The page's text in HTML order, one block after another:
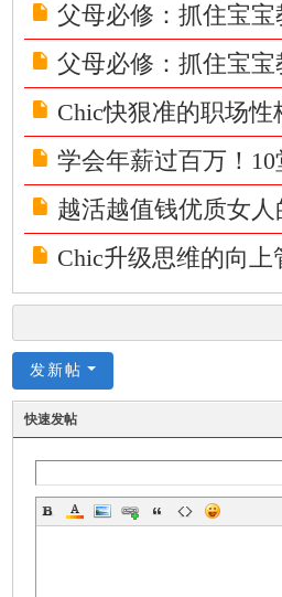
父母必修：抓住宝
父母必修：抓住宝
Chic快狠准的职场性
学会年薪过百万！
越活越值钱优质女
Chic升级思维的向上
发新帖
快速发帖